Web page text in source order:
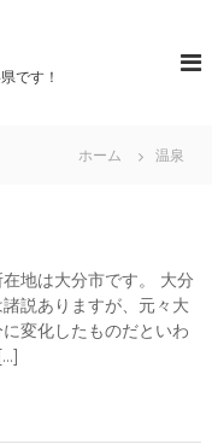
です！
ホーム 温泉
地は大分市です。 大分
説ありますが、元々大
変化したものだといわ